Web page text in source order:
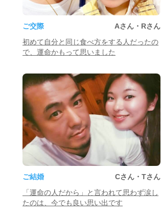
ご交際
Aさん・Rさん
初めて自分と同じ食べ方をする人だったの
で、運命かもって思いました
ご結婚
Cさん・Tさん
「運命の人だから」と言われて思わず涙し
たのは、今でも良い思い出です